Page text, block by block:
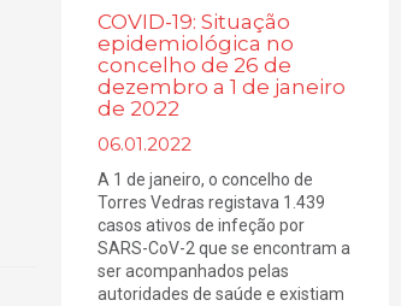
COVID-19: Situação
epidemiológica no
concelho de 26 de
dezembro a 1 de janeiro
de 2022
06.01.2022
A 1 de janeiro, o concelho de
Torres Vedras registava 1.439
casos ativos de infeção por
SARS-CoV-2 que se encontram a
ser acompanhados pelas
autoridades de saúde e existiam